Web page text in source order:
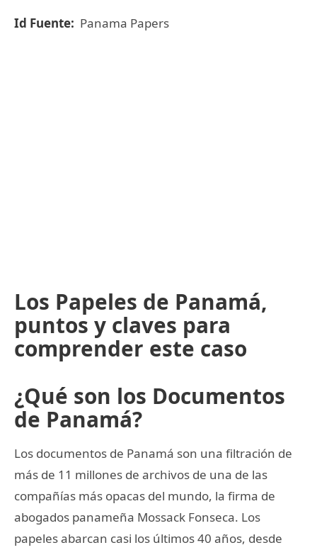
Id Fuente: Panama Papers
Los Papeles de Panamá,
puntos y claves para
comprender este caso
¿Qué son los Documentos
de Panamá?
Los documentos de Panamá son una filtración de
más de 11 millones de archivos de una de las
compañías más opacas del mundo, la firma de
abogados panameña Mossack Fonseca. Los
papeles abarcan casi los últimos 40 años, desde